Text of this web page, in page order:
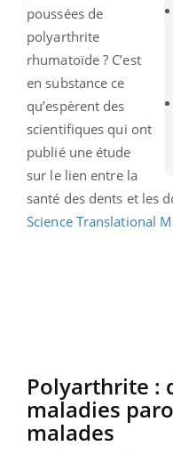
poussées de
polyarthrite
rhumatoïde ? C’est
en substance ce
qu’espèrent des
scientifiques qui ont
publié une étude
sur le lien entre la
santé des dents et les
Science Translational
Polyarthrite :
maladies
malades